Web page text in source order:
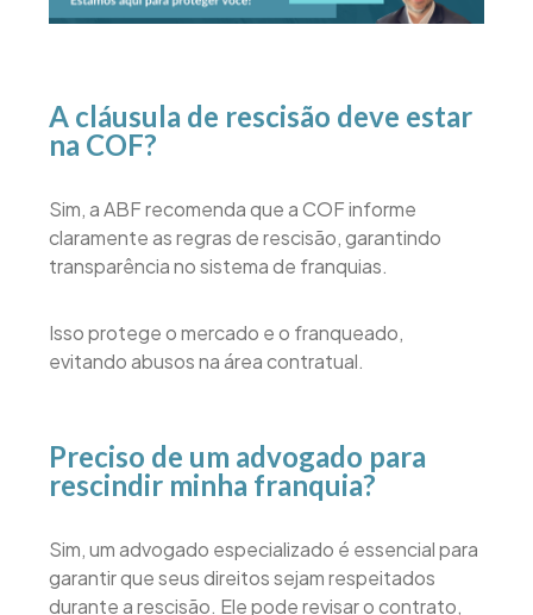
A cláusula de rescisão deve estar
na COF?
Sim, a ABF recomenda que a COF informe
claramente as regras de rescisão, garantindo
transparência no sistema de franquias.
Isso protege o mercado e o franqueado,
evitando abusos na área contratual.
Preciso de um advogado para
rescindir minha franquia?
Sim, um advogado especializado é essencial para
garantir que seus direitos sejam respeitados
durante a rescisão. Ele pode revisar o contrato,